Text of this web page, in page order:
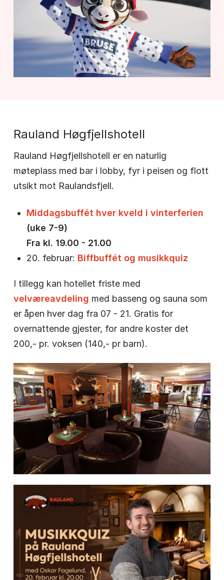
Rauland Høgfjellshotell
Rauland Høgfjellshotell er en naturlig
møteplass med bar i lobby, fyr i peisen og flott
utsikt mot Raulandsfjell.
Middagsbuffét hver kveld i vinterferien
(uke 7-9)
Fra kl. 19.00 - 21.00
20. februar: Biffbuffét og musikkquiz
I tillegg kan hotellet friste med
velværeavdeling med basseng og sauna som
er åpen hver dag fra 07 - 21. Gratis for
overnattende gjester, for andre koster det
200,- pr. voksen (140,- pr barn).